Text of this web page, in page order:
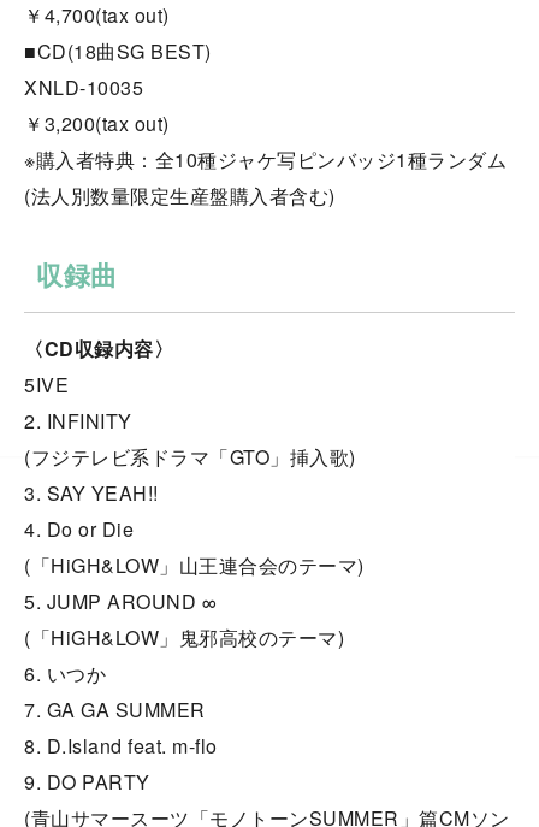
￥4,700(tax out)
■CD(18曲SG BEST)
XNLD-10035
￥3,200(tax out)
※購入者特典：全10種ジャケ写ピンバッジ1種ランダム
(法人別数量限定生産盤購入者含む)
収録曲
〈CD収録内容〉
5IVE
2. INFINITY
(フジテレビ系ドラマ「GTO」挿入歌)
3. SAY YEAH!!
4. Do or Die
(「HiGH&LOW」山王連合会のテーマ)
5. JUMP AROUND ∞
(「HiGH&LOW」鬼邪高校のテーマ)
6. いつか
7. GA GA SUMMER
8. D.Island feat. m-flo
9. DO PARTY
(青山サマースーツ「モノトーンSUMMER」篇CMソン